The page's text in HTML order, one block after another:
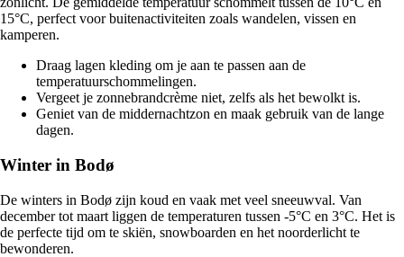
15°C, perfect voor buitenactiviteiten zoals wandelen, vissen en
kamperen.
Draag lagen kleding om je aan te passen aan de
temperatuurschommelingen.
Vergeet je zonnebrandcrème niet, zelfs als het bewolkt is.
Geniet van de middernachtzon en maak gebruik van de lange
dagen.
Winter in Bodø
De winters in Bodø zijn koud en vaak met veel sneeuwval. Van
december tot maart liggen de temperaturen tussen -5°C en 3°C. Het is
de perfecte tijd om te skiën, snowboarden en het noorderlicht te
bewonderen.